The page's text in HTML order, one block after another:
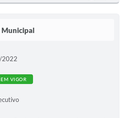
Municipal
2022
EM VIGOR